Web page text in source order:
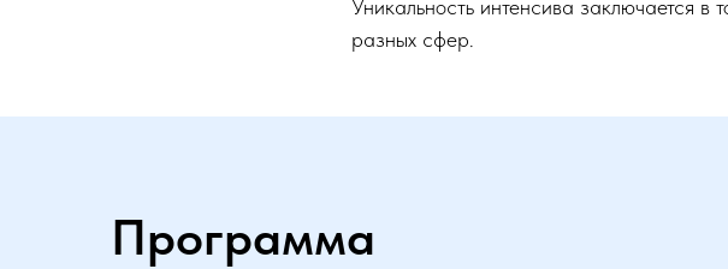
Уникальность интенсива заключается в
разных сфер.
Программа